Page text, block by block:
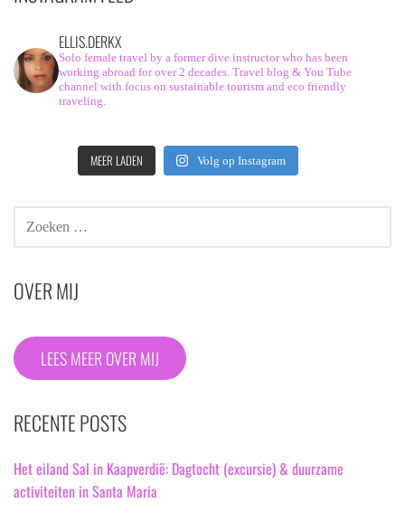
ELLIS.DERKX
Solo female travel by a former dive instructor who has been
working abroad for over 2 decades. Travel blog & You Tube
channel with focus on sustainable tourism and eco friendly
traveling.
MEER LADEN Volg op Instagram
ZOEKEN
NAAR:
OVER MIJ
LEES MEER OVER MIJ
RECENTE POSTS
Het eiland Sal in Kaapverdië: Dagtocht (excursie) & duurzame
activiteiten in Santa Maria